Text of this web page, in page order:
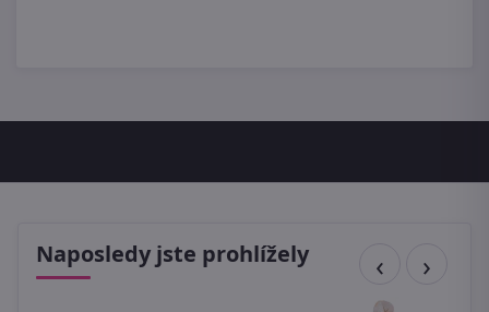
Naposledy jste prohlížely